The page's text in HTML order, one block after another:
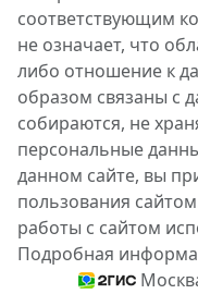
соответствующим
не означает, что
либо отношение к
образом связаны с
собираются, не
персональные
данном сайте, вы
пользования
работы с сайтом
Подробная